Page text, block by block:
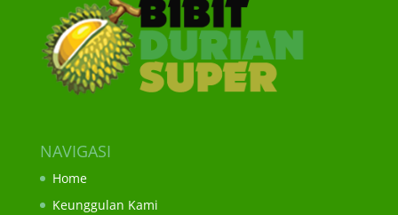
NAVIGASI
Home
Keunggulan Kami